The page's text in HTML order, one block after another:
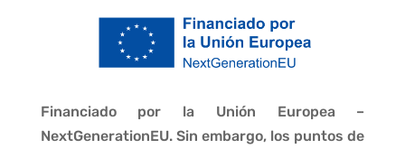
Financiado por la Unión Europea –
NextGenerationEU. Sin embargo, los puntos de